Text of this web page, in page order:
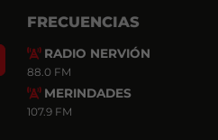
Search
FRECUENCIAS
RADIO NERVIÓN
88.0 FM
MERINDADES
107.9 FM